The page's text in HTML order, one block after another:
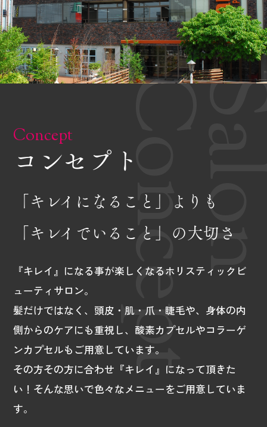
Concept
Concept
コンセプト
「キレイになること」よりも
「キレイでいること」の大切さ
『キレイ』になる事が楽しくなるホリスティックビ
ューティサロン。
髪だけではなく、頭皮・肌・爪・睫毛や、身体の内
側からのケアにも重視し、酸素カプセルやコラーゲ
ンカプセルもご用意しています。
その方その方に合わせ『キレイ』になって頂きた
い！そんな思いで色々なメニューをご用意していま
す。